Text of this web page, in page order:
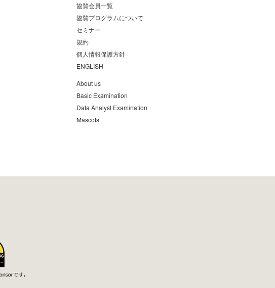
協賛会員一覧
協賛プログラムについて
セミナー
規約
個人情報保護方針
ENGLISH
About us
Basic Examination
Data Analyst Examination
Mascots